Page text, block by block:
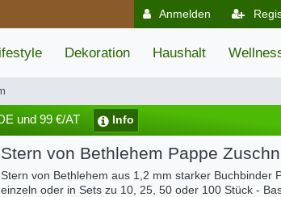
Anmelden
Dekoration Haushalt
und 99 €/AT Info
Stern von Bethlehem Pappe
Stern von Bethlehem aus 1,2 mm starker Buchbinder
einzeln oder in Sets zu 10, 25, 50 oder 100 Stück -